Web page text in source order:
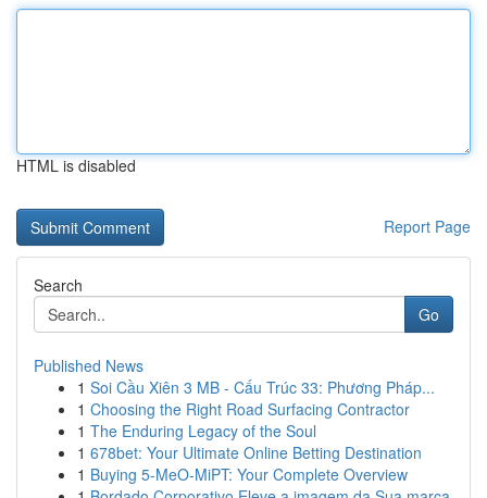
HTML is disabled
Report Page
Search
Go
Published News
1 Soi Cầu Xiên 3 MB - Cấu Trúc 33: Phương Pháp...
1 Choosing the Right Road Surfacing Contractor
1 The Enduring Legacy of the Soul
1 678bet: Your Ultimate Online Betting Destination
1 Buying 5-MeO-MiPT: Your Complete Overview